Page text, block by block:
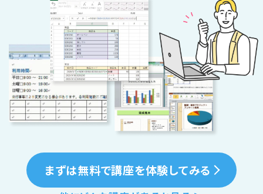
まずは無料で講座を体験してみる